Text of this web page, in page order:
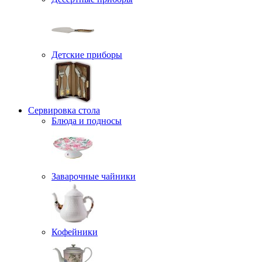
Детские приборы
Сервировка стола
Блюда и подносы
Заварочные чайники
Кофейники